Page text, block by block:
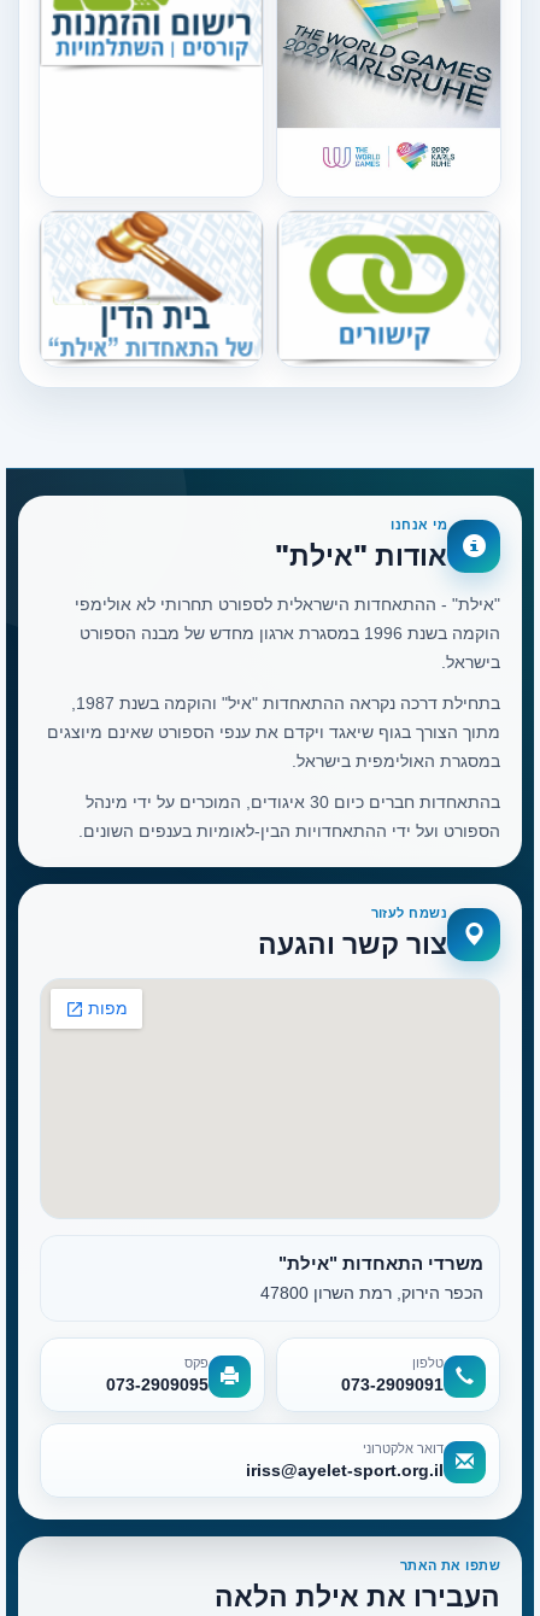
מי אנחנו
אודות "אילת"
"אילת" - ההתאחדות הישראלית לספורט תחרותי לא אולימפי
הוקמה בשנת 1996 במסגרת ארגון מחדש של מבנה הספורט
בישראל.
מתוך הצורך בגוף שיאגד ויקדם את ענפי הספורט שאינם מיוצגים
במסגרת האולימפית בישראל.
בהתאחדות חברים כיום 30 איגודים, המוכרים על ידי מינהל
הספורט ועל ידי ההתאחדויות הבין-לאומיות בענפים השונים.
נשמח לעזור
צור קשר והגעה
משרדי התאחדות "אילת"
הכפר הירוק, רמת השרון 47800
טלפון
073-2909091
פקס
073-2909095
דואר אלקטרוני
iriss@ayelet-sport.org.il
שתפו את האתר
העבירו את אילת הלאה